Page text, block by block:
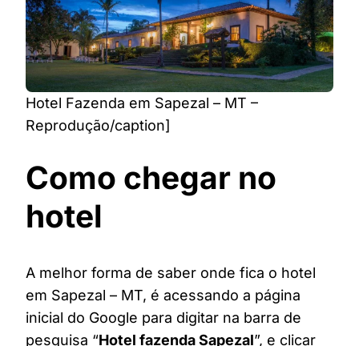
Hotel Fazenda em Sapezal – MT –
Reprodução/caption]
Como chegar no
hotel
A melhor forma de saber onde fica o hotel
em Sapezal – MT, é acessando a página
inicial do Google para digitar na barra de
pesquisa “Hotel fazenda Sapezal”, e clicar